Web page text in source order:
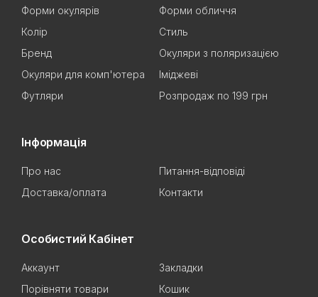
Форми окулярів
Форми обличчя
Колір
Стиль
Бренд
Окуляри з поляризацією
Окуляри для комп'ютера
Іміджеві
Футляри
Розпродаж по 199 грн
Інформація
Про нас
Питання-відповіді
Доставка/оплата
Контакти
Особистий Кабінет
Аккаунт
Закладки
Порівняти товари
Кошик